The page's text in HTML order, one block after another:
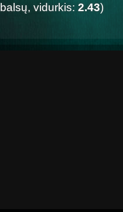
balsų, vidurkis: 2.43)